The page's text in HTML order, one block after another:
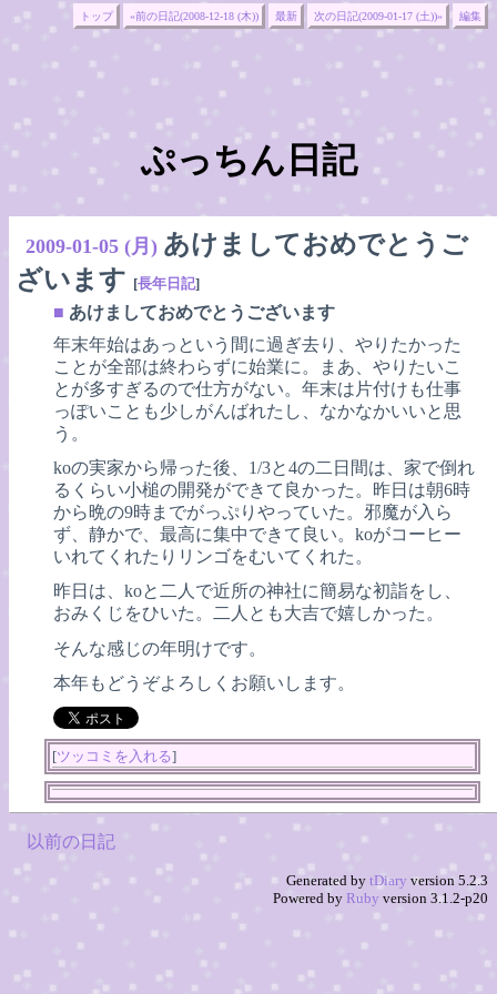
トップ «前の日記(2008-12-18 (木)) 最新 次の日記(2009-01-17 (土))» 編集
ぷっちん日記
2009-01-05 (月) あけましておめでとうご
ざいます [長年日記]
■ あけましておめでとうございます
年末年始はあっという間に過ぎ去り、やりたかった
ことが全部は終わらずに始業に。まあ、やりたいこ
とが多すぎるので仕方がない。年末は片付けも仕事
っぽいことも少しがんばれたし、なかなかいいと思
う。
koの実家から帰った後、1/3と4の二日間は、家で倒れ
るくらい小槌の開発ができて良かった。昨日は朝6時
から晩の9時までがっぷりやっていた。邪魔が入ら
ず、静かで、最高に集中できて良い。koがコーヒー
いれてくれたりリンゴをむいてくれた。
昨日は、koと二人で近所の神社に簡易な初詣をし、
おみくじをひいた。二人とも大吉で嬉しかった。
そんな感じの年明けです。
本年もどうぞよろしくお願いします。
[ツッコミを入れる]
以前の日記
Generated by tDiary version 5.2.3
Powered by Ruby version 3.1.2-p20